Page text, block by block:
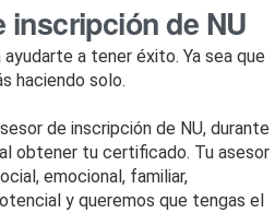
inscripción de NU
a tener éxito. Ya sea que
haciendo solo.
de inscripción de NU, durante
obtener tu certificado. Tu asesor
emocional, familiar,
y queremos que tengas el